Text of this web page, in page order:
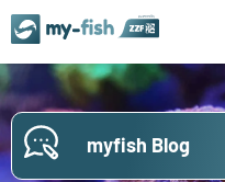
myfish Blog